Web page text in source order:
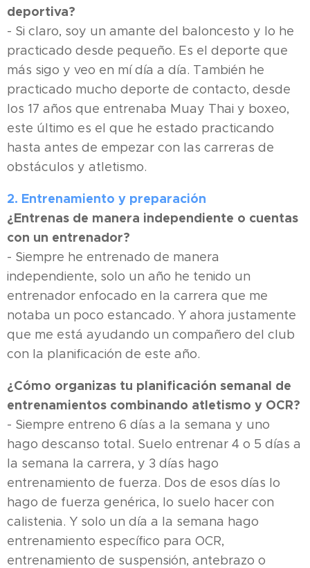
deportiva?
- Si claro, soy un amante del baloncesto y lo he
practicado desde pequeño. Es el deporte que
más sigo y veo en mí día a día. También he
practicado mucho deporte de contacto, desde
los 17 años que entrenaba Muay Thai y boxeo,
este último es el que he estado practicando
hasta antes de empezar con las carreras de
obstáculos y atletismo.
2. Entrenamiento y preparación
¿Entrenas de manera independiente o cuentas
con un entrenador?
- Siempre he entrenado de manera
independiente, solo un año he tenido un
entrenador enfocado en la carrera que me
notaba un poco estancado. Y ahora justamente
que me está ayudando un compañero del club
con la planificación de este año.
¿Cómo organizas tu planificación semanal de
entrenamientos combinando atletismo y OCR?
- Siempre entreno 6 días a la semana y uno
hago descanso total. Suelo entrenar 4 o 5 días a
la semana la carrera, y 3 días hago
entrenamiento de fuerza. Dos de esos días lo
hago de fuerza genérica, lo suelo hacer con
calistenia. Y solo un día a la semana hago
entrenamiento específico para OCR,
entrenamiento de suspensión, antebrazo o